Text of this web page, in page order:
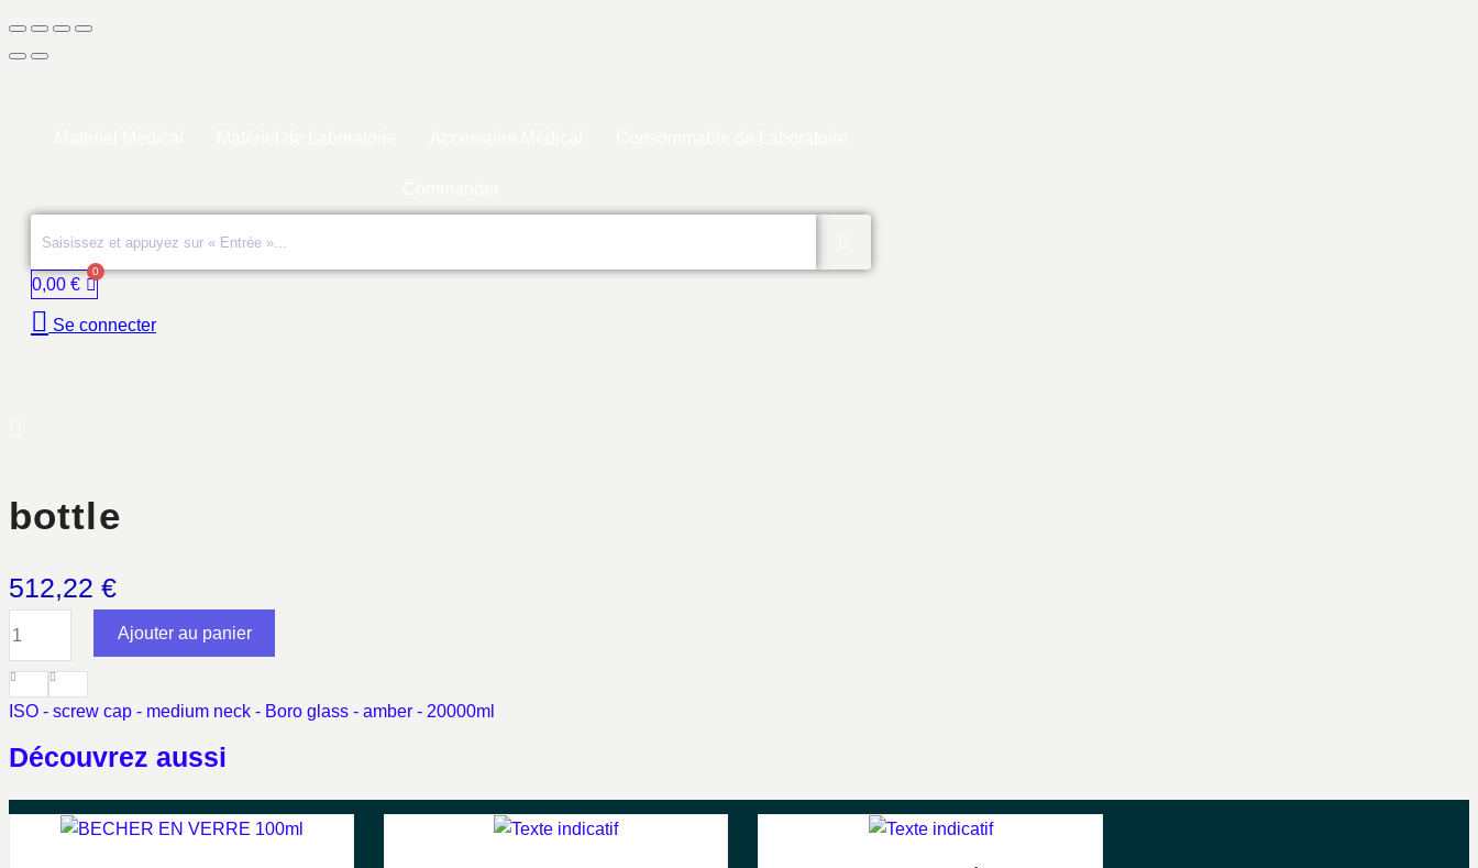
0,00 €
Se connecter
bottle
512,22 €
de
bottle
Ajouter au panier
ISO - screw cap - medium neck - Boro glass - amber - 20000ml
Découvrez aussi